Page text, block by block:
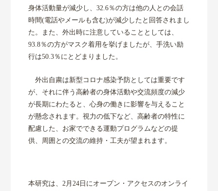
身体活動量が減少し、32.6％の方は他の人との会話
時間(電話やメールも含む)が減少したと回答されまし
た。また、外出時に注意していることとしては、
93.8％の方がマスク着用を挙げましたが、手洗い励
行は50.3％にとどまりました。
外出自粛は新型コロナ感染予防としては重要です
が、それに伴う高齢者の身体活動や交流頻度の減少
が長期にわたると、心身の働きに影響を与えること
が懸念されます。視力の低下など、高齢者の特性に
配慮した、お家でできる運動プログラムなどの提
供、周囲との交流の維持・工夫が望まれます。
本研究は、2月24日にオープン・アクセスのオンライ